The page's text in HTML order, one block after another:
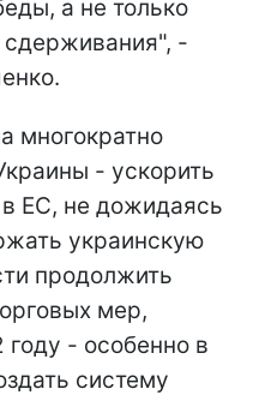
а не только
сдерживания", -
многократно
- ускорить
ЕС, не дожидаясь
украинскую
продолжить
мер,
- особенно в
систему